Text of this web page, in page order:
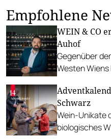
Empfohlene
WEIN & CO
Auhof
Gegenüber
Westen
Schwarz
Wein-Unikate
biologisches